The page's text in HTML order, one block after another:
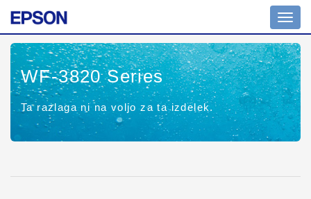
WF-3820 Series
Ta razlaga ni na voljo za ta izdelek.